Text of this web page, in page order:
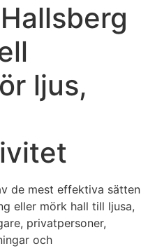
ljus,
de mest effektiva sätten
eller mörk hall till ljusa,
privatpersoner,
och